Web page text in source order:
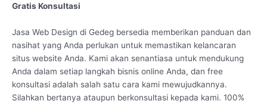
Gratis Konsultasi
Jasa Web Design di Gedeg bersedia memberikan panduan dan
nasihat yang Anda perlukan untuk memastikan kelancaran
situs website Anda. Kami akan senantiasa untuk mendukung
Anda dalam setiap langkah bisnis online Anda, dan free
konsultasi adalah salah satu cara kami mewujudkannya.
Silahkan bertanya ataupun berkonsultasi kepada kami. 100%